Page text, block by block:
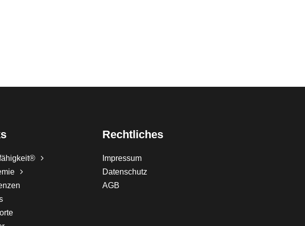
Rechtliches
Impressum
Datenschutz
AGB